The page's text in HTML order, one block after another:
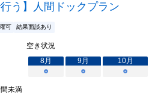
う】人間ドックプラン
可 結果面談あり
空き状況
8月 9月 10月
○
○ ○
未満